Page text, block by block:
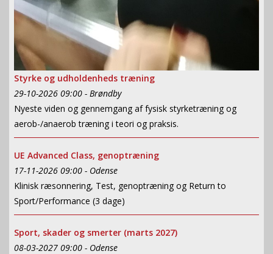
Styrke og udholdenheds træning
29-10-2026 09:00 - Brøndby
Nyeste viden og gennemgang af fysisk styrketræning og
aerob-/anaerob træning i teori og praksis.
UE Advanced Class, genoptræning
17-11-2026 09:00 - Odense
Klinisk ræsonnering, Test, genoptræning og Return to
Sport/Performance (3 dage)
Sport, skader og smerter (marts 2027)
08-03-2027 09:00 - Odense